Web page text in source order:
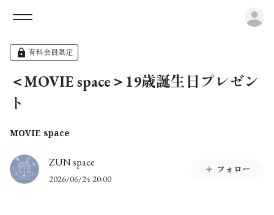
有料会員限定
＜MOVIE space＞19歳誕生日プレゼン
ト
MOVIE space
ZUN space
2026/06/24 20:00
フォロー